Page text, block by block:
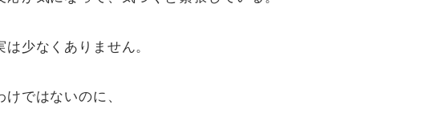
少なくありません。
ではないのに、